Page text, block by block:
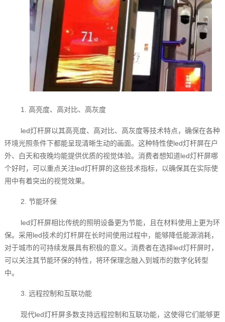
1. 高亮度、高对比、高灰度
led灯杆屏以其高亮度、高对比、高灰度等技术特点，确保在各种
环境光照条件下都能呈现清晰生动的画面。这种特性使led灯杆屏在户
外、白天和夜晚均能提供优质的视觉体验。消费者想知道led灯杆屏哪
个好时，可以重点关注led灯杆屏的这些技术指标，以确保其在实际使
用中有着突出的视觉效果。
2. 节能环保
led灯杆屏相比传统的照明设备更为节能，且在材料使用上更为环
保。采用led技术的灯杆屏在长时间使用过程中，能够降低能源消耗，
对于城市的可持续发展具有积极的意义。消费者在选择led灯杆屏时，
可以关注其节能环保的特性，将环保理念融入到城市的数字化转型
中。
3. 远程控制和互联功能
现代led灯杆屏多数支持远程控制和互联功能，这使得它们能够更